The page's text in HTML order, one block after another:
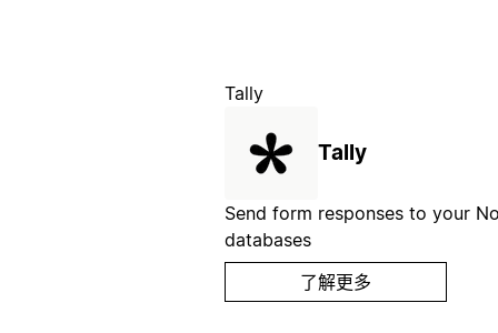
Tally
Tally
Send form responses to your
databases
了解更多